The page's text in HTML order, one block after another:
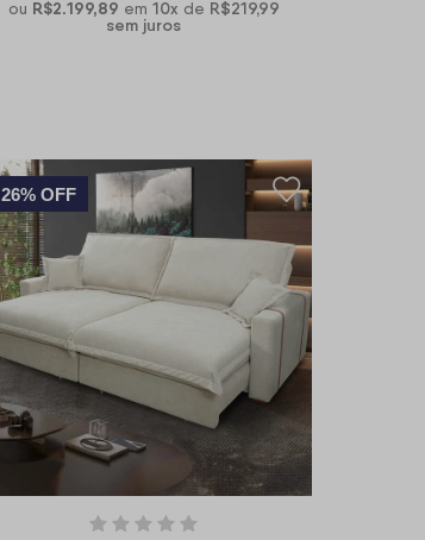
ou R$2.199,89 em 10x de R$219,99
sem juros
26% OFF